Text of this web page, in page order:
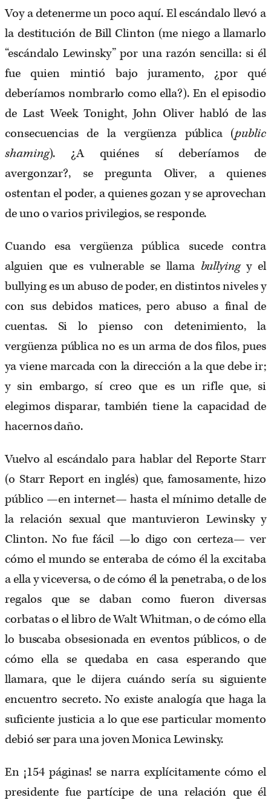
Voy a detenerme un poco aquí. El escándalo llevó a
la destitución de Bill Clinton (me niego a llamarlo
“escándalo Lewinsky” por una razón sencilla: si él
fue quien mintió bajo juramento, ¿por qué
deberíamos nombrarlo como ella?). En el episodio
de Last Week Tonight, John Oliver habló de las
consecuencias de la vergüenza pública (public
shaming). ¿A quiénes sí deberíamos de
avergonzar?, se pregunta Oliver, a quienes
ostentan el poder, a quienes gozan y se aprovechan
de uno o varios privilegios, se responde.
Cuando esa vergüenza pública sucede contra
alguien que es vulnerable se llama bullyingy el
bullying es un abuso de poder, en distintos niveles y
con sus debidos matices, pero abuso a final de
cuentas. Si lo pienso con detenimiento, la
vergüenza pública no es un arma de dos filos, pues
ya viene marcada con la dirección a la que debe ir;
y sin embargo, sí creo que es un rifle que, si
elegimos disparar, también tiene la capacidad de
hacernos daño.
Vuelvo al escándalo para hablar del Reporte Starr
(o Starr Report en inglés) que, famosamente, hizo
público —en internet— hasta el mínimo detalle de
la relación sexual que mantuvieron Lewinsky y
Clinton. No fue fácil —lo digo con certeza— ver
cómo el mundo se enteraba de cómo él la excitaba
a ella y viceversa, o de cómo él la penetraba, o de los
regalos que se daban como fueron diversas
corbatas o el libro de Walt Whitman, o de cómo ella
lo buscaba obsesionada en eventos públicos, o de
cómo ella se quedaba en casa esperando que
llamara, que le dijera cuándo sería su siguiente
encuentro secreto. No existe analogía que haga la
suficiente justicia a lo que ese particular momento
debió ser para una joven Monica Lewinsky.
En ¡154 páginas! se narra explícitamente cómo el
presidente fue partícipe de una relación que él